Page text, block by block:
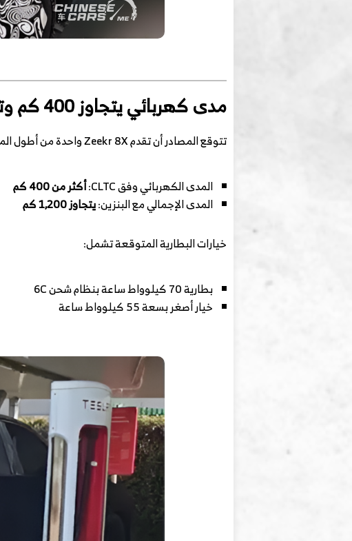
مدى كهربائي يتجاوز 400 كم وتقنيات شحن فائقة السرعة
تتوقع المصادر أن تقدم Zeekr 8X واحدة من أطول المديات الكهربائية في فئتها الهجينة:
المدى الكهربائي وفق CLTC:
أكثر من 400 كم
المدى الإجمالي مع البنزين:يتجاوز 1,200 كم
خيارات البطارية المتوقعة تشمل:
بطارية 70 كيلوواط ساعة بنظام شحن 6C
خيار أصغر بسعة 55 كيلوواط ساعة